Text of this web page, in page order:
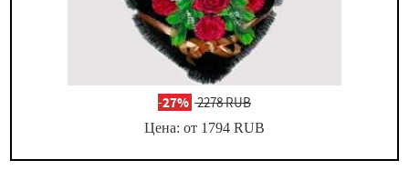
-27% 2278 RUB
Цена: от 1794 RUB